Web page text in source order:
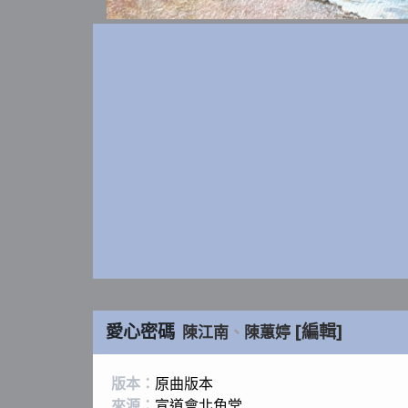
愛心密碼 陳江南 、 陳蕙婷 [編輯]
版本： 原曲版本